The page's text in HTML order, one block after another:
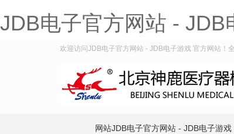
JDB电子官方网站 - JDB
欢迎访问JDB电子官方网站 - JDB电子游戏 官方网站！
网站JDB电子官方网站 - JDB电子游戏